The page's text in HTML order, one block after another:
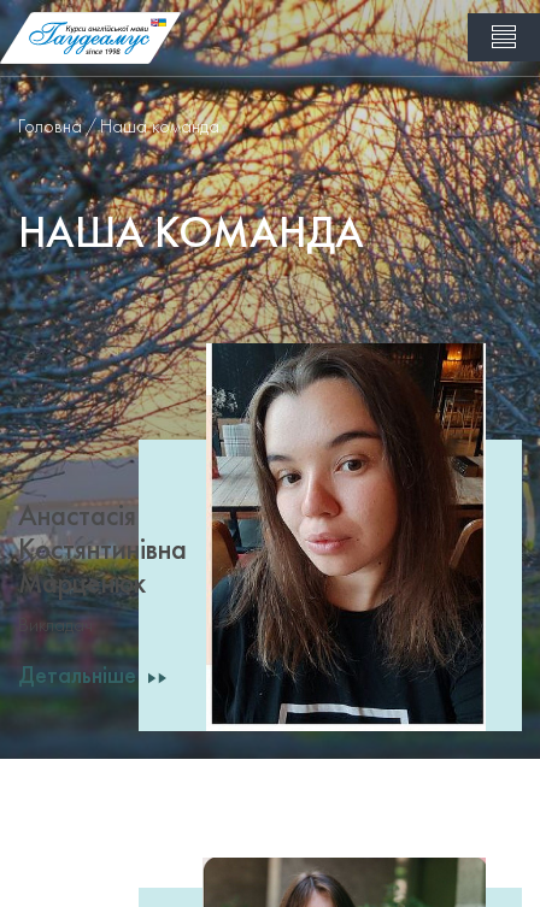
Головна Наша команда
НАША КОМАНДА
Анастасія
Костянтинівна
Марценюк
Викладач
Детальніше